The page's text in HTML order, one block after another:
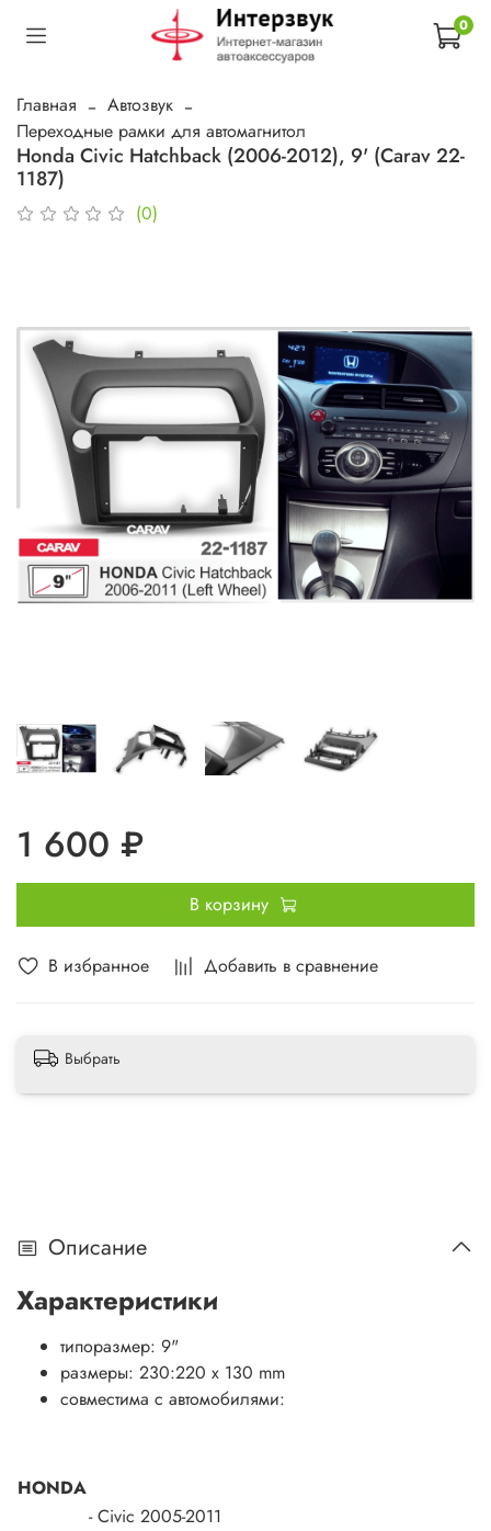
0
Главная
Автозвук
Переходные рамки для автомагнитол
Honda Civic Hatchback (2006-2012), 9' (Carav 22-
1187)
(0)
В избранное Добавить в сравнение
1 600 ₽
В корзину
Выбрать
Описание
Характеристики
типоразмер: 9"
размеры: 230:220 x 130 mm
совместима с автомобилями:
HONDA
- Civic 2005-2011